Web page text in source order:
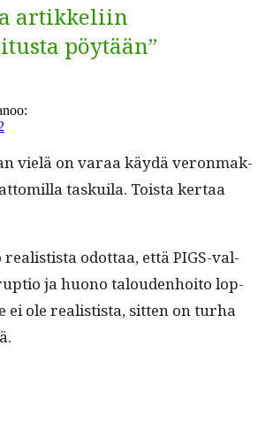
artikkeliin
pöytään”
vielä on varaa käy­dä veron­mak­
taskuila. Toista ker­taa
odot­taa, että PIGS-val­
ja huono talouden­hoito lop­
ei ole real­is­tista, sit­ten on turha